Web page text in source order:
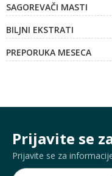
SAGOREVAČI MASTI
BILJNI EKSTRATI
PREPORUKA MESECA
Prijavite se
Prijavite se za